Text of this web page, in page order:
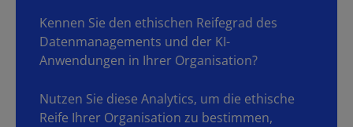
Kennen Sie den ethischen Reifegrad des
Datenmanagements und der KI-
Anwendungen in Ihrer Organisation?
Nutzen Sie diese Analytics, um die ethische
Reife Ihrer Organisation zu bestimmen,